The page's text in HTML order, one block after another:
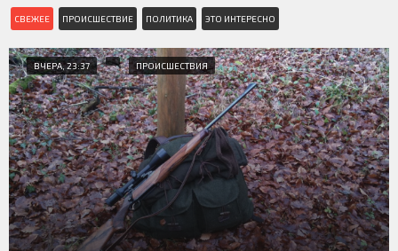
СВЕЖЕЕ ПРОИСШЕСТВИЕ ПОЛИТИКА ЭТО ИНТЕРЕСНО
ВЧЕРА, 23:37 ПРОИСШЕСТВИЯ